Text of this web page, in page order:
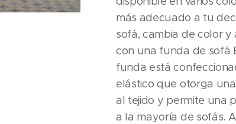
más adecuado a tu
sofá, cambia de color
con una funda de sofá
funda está
elástico que otorga
al tejido y permite una
a la mayoría de sofás.